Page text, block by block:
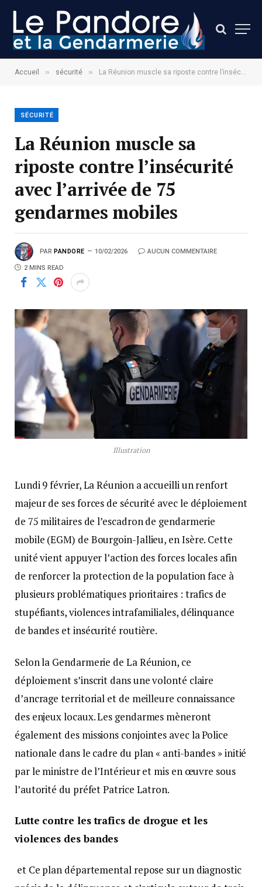
Accueil » sécurité » La Réunion muscle sa riposte contre l’insécurité avec l’arrivée de 75 gendarmes mobiles
SÉCURITÉ
La Réunion muscle sa
riposte contre l’insécurité
avec l’arrivée de 75
gendarmes mobiles
PAR PANDORE 10/02/2026 AUCUN COMMENTAIRE
2 MINS READ
Illustration
Lundi 9 février, La Réunion a accueilli un renfort
majeur de ses forces de sécurité avec le déploiement
de 75 militaires de l’escadron de gendarmerie
mobile (EGM) de Bourgoin-Jallieu, en Isère. Cette
unité vient appuyer l’action des forces locales afin
de renforcer la protection de la population face à
plusieurs problématiques prioritaires : trafics de
stupéfiants, violences intrafamiliales, délinquance
de bandes et insécurité routière.
Selon la Gendarmerie de La Réunion, ce
déploiement s’inscrit dans une volonté claire
d’ancrage territorial et de meilleure connaissance
des enjeux locaux. Les gendarmes mèneront
également des missions conjointes avec la Police
nationale dans le cadre du plan « anti-bandes » initié
par le ministre de l’Intérieur et mis en œuvre sous
l’autorité du préfet Patrice Latron.
Lutte contre les trafics de drogue et les
violences des bandes
et Ce plan départemental repose sur un diagnostic